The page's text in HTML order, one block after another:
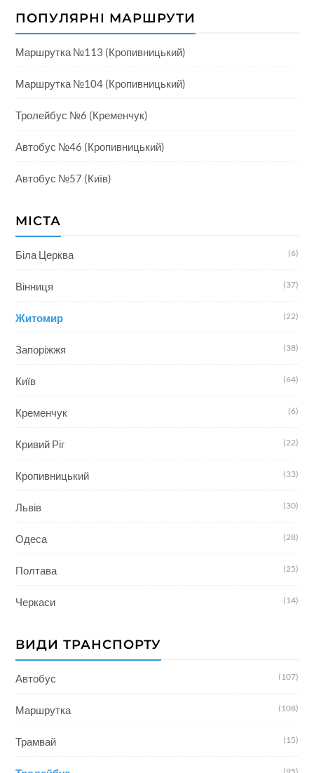
ПОПУЛЯРНІ МАРШРУТИ
Маршрутка №113 (Кропивницький)
Маршрутка №104 (Кропивницький)
Тролейбус №6 (Кременчук)
Автобус №46 (Кропивницький)
Автобус №57 (Київ)
МІСТА
Біла Церква (6)
Вінниця (37)
Житомир (22)
Запоріжжя (38)
Київ (64)
Кременчук (6)
Кривий Ріг (22)
Кропивницький (33)
Львів (30)
Одеса (28)
Полтава (25)
Черкаси (14)
ВИДИ ТРАНСПОРТУ
Автобус (107)
Маршрутка (108)
Трамвай (15)